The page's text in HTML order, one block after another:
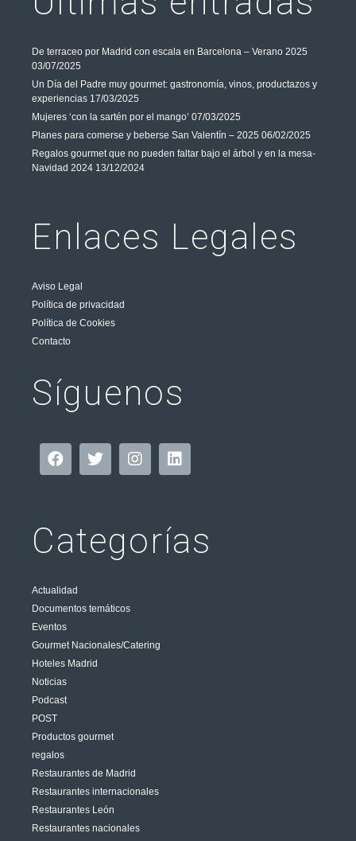
De terraceo por Madrid con escala en Barcelona – Verano 2025
03/07/2025
Un Día del Padre muy gourmet: gastronomía, vinos, productazos y
experiencias 17/03/2025
Mujeres ‘con la sartén por el mango’ 07/03/2025
Planes para comerse y beberse San Valentín – 2025 06/02/2025
Regalos gourmet que no pueden faltar bajo el árbol y en la mesa-
Navidad 2024 13/12/2024
Enlaces Legales
Aviso Legal
Política de privacidad
Política de Cookies
Contacto
Síguenos
Categorías
Actualidad
Documentos temáticos
Eventos
Gourmet Nacionales/Catering
Hoteles Madrid
Noticias
Podcast
POST
Productos gourmet
regalos
Restaurantes de Madrid
Restaurantes internacionales
Restaurantes León
Restaurantes nacionales